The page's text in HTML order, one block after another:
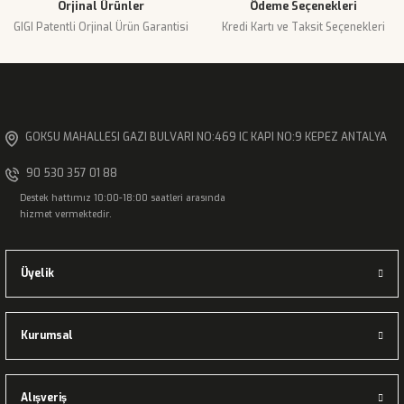
Orjinal Ürünler
GIGI Patentli Orjinal Ürün Garantisi
Ödeme Seçenekleri
Kredi Kartı ve Taksit Seçenekleri
GOKSU MAHALLESI GAZI BULVARI NO:469 IC KAPI NO:9 KEPEZ ANTALYA
90 530 357 01 88
Destek hattımız 10:00-18:00 saatleri arasında
hizmet vermektedir.
Üyelik
Kurumsal
Alışveriş